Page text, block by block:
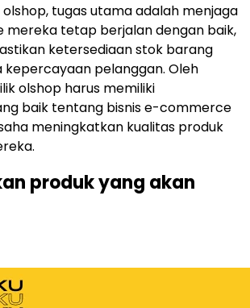
tugas utama adalah menjaga
mereka tetap berjalan dengan baik,
ketersediaan stok barang
kepercayaan pelanggan. Oleh
olshop harus memiliki
baik tentang bisnis e-commerce
meningkatkan kualitas produk
produk yang akan